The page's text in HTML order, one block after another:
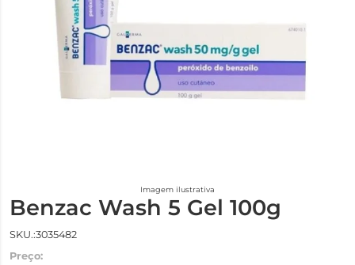
Imagem ilustrativa
Benzac Wash 5 Gel 100g
SKU.:3035482
Preço: